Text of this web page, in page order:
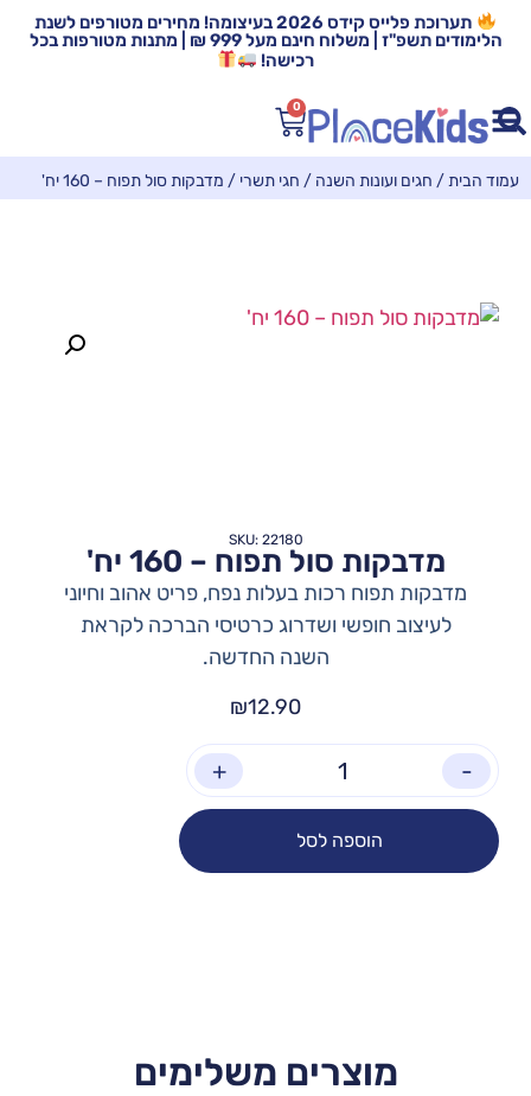
תערוכת פלייס קידס 2026 בעיצומה! מחירים מטורפים לשנת
הלימודים תשפ"ז | משלוח חינם מעל 999 ₪ | מתנות מטורפות בכל
רכישה!
0
עמוד הבית/ חגים ועונות השנה / חגי תשרי / מדבקות סול תפוח – 160 יח'
SKU: 22180
מדבקות סול תפוח – 160 יח'
מדבקות תפוח רכות בעלות נפח, פריט אהוב וחיוני
לעיצוב חופשי ושדרוג כרטיסי הברכה לקראת
השנה החדשה.
₪12.90
-
+
הוספה לסל
מוצרים משלימים